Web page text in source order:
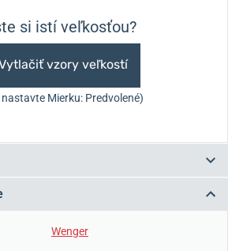
si istí veľkosťou?
vzory veľkostí
Mierku: Predvolené)
Wenger